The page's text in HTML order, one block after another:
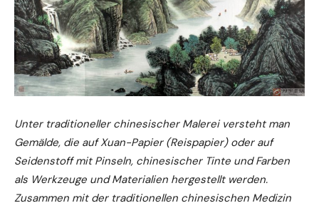
Unter traditioneller chinesischer Malerei versteht man
Gemälde, die auf Xuan-Papier (Reispapier) oder auf
Seidenstoff mit Pinseln, chinesischer Tinte und Farben
als Werkzeuge und Materialien hergestellt werden.
Zusammen mit der traditionellen chinesischen Medizin